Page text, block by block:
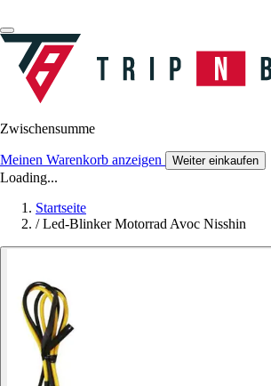
Zwischensumme
Meinen Warenkorb anzeigen Weiter einkaufen
Loading...
Startseite
/ Led-Blinker Motorrad Avoc Nisshin